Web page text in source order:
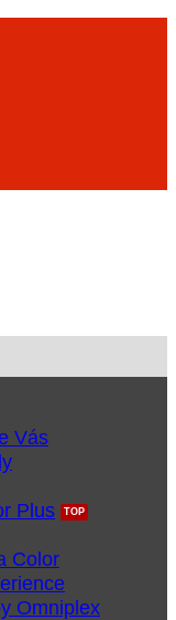
Vás
Plus
Color
Omniplex